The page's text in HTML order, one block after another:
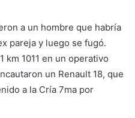
a un hombre que habría
pareja y luego se fugó.
km 1011 en un operativo
un Renault 18, que
a la Cría 7ma por